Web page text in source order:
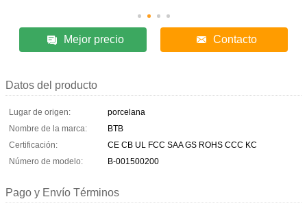
Mejor precio Contacto
Datos del producto
Lugar de origen:
porcelana
Nombre de la marca:
BTB
Certificación:
CE CB UL FCC SAA GS ROHS CCC KC
Número de modelo:
B-001500200
Pago y Envío Términos